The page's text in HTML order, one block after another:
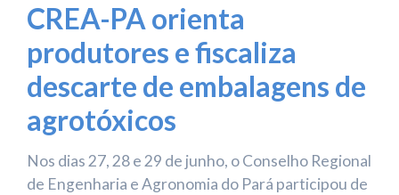
CREA-PA orienta
produtores e fiscaliza
descarte de embalagens de
agrotóxicos
Nos dias 27, 28 e 29 de junho, o Conselho Regional
de Engenharia e Agronomia do Pará participou de